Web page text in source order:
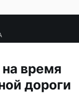
время
дороги